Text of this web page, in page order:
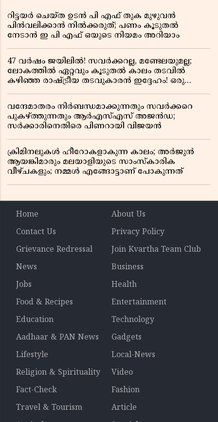
റിട്ടയർ ചെയ്ത ഉടൻ പി എഫ് തുക മുഴുവൻ
പിൻവലിക്കാൻ നിൽക്കരുത്; പണം കൂടുതൽ
നേടാൻ ഇ പി എഫ് ഒയുടെ നിയമം അറിയാം
47 വർഷം ജയിലിൽ! സവർക്കറല്ല, മണ്ടേലയുമല്ല;
ലോകത്തിൽ ഏറ്റവും കൂടുതൽ കാലം തടവിൽ
കഴിഞ്ഞ രാഷ്ട്രീയ തടവുകാരൻ ഇദ്ദേഹം! ഒരു
വന്ദേമാതരം നിർബന്ധമാക്കുന്നതും സവർക്കറെ
പുകഴ്ത്തുന്നതും ആർഎസ്എസ് അജൻഡ;
സർക്കാരിനെതിരെ പിണറായി വിജയൻ
ക്രിമിനലുകൾ ഹീറോകളാകുന്ന കാലം; അർജുൻ
ആയങ്കിമാരും മലയാളിയുടെ സാംസ്കാരിക
വീഴ്ചകളും; നമ്മൾ എങ്ങോട്ടാണ് പോകുന്നത്
Home
About Us
Contact Us
Privacy Policy
Grievance Redressal
Join Kvartha Team Club
News
Business
Jobs
Health
Food & Recipes
Entertainment
Education
Technology
Aadhaar & PAN News
Gadgets
Lifestyle
Local-News
Religion & Spirituality
Video
Fact-Check
Fashion
Travel & Tourism
Article